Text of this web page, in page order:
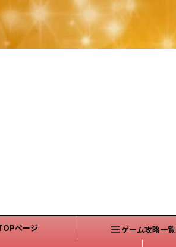
ページ ゲーム攻略一覧